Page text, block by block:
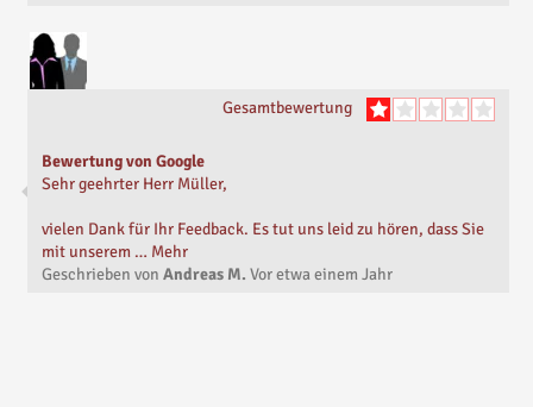
Gesamtbewertung
Bewertung von Google
Sehr geehrter Herr Müller,
vielen Dank für Ihr Feedback. Es tut uns leid zu hören, dass Sie
mit unserem … Mehr
Geschrieben von Andreas M. Voretwa einem Jahr